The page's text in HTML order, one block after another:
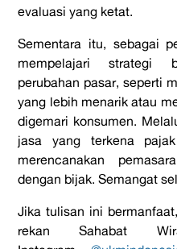
evaluasi yang ketat.
Sementara itu, sebagai
mempelajari strategi
perubahan pasar, seperti
yang lebih menarik atau
digemari konsumen.
jasa yang terkena
merencanakan
dengan bijak. Semangat
Jika tulisan ini
rekan Sahabat